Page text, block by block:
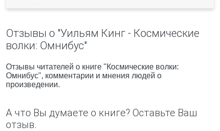
Отзывы о "Уильям Кинг - Космические
волки: Омнибус"
Отзывы читателей о книге "Космические волки:
Омнибус", комментарии и мнения людей о
произведении.
А что Вы думаете о книге? Оставьте Ваш
отзыв.